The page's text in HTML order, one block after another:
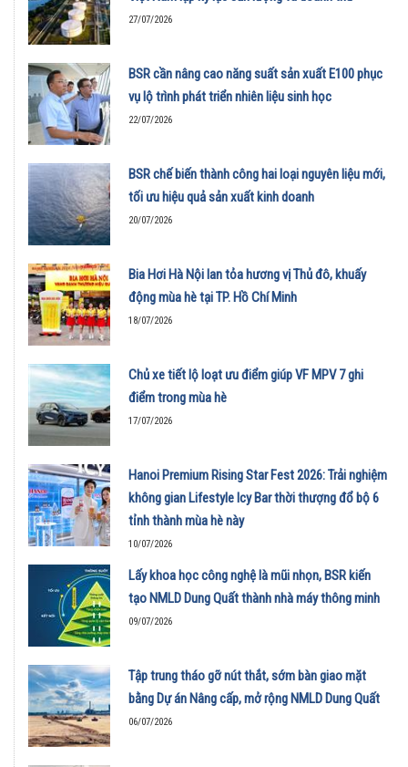
27/07/2026
BSR cần nâng cao năng suất sản xuất E100 phục
vụ lộ trình phát triển nhiên liệu sinh học
22/07/2026
BSR chế biến thành công hai loại nguyên liệu mới,
tối ưu hiệu quả sản xuất kinh doanh
20/07/2026
Bia Hơi Hà Nội lan tỏa hương vị Thủ đô, khuấy
động mùa hè tại TP. Hồ Chí Minh
18/07/2026
Chủ xe tiết lộ loạt ưu điểm giúp VF MPV 7 ghi
điểm trong mùa hè
17/07/2026
Hanoi Premium Rising Star Fest 2026: Trải nghiệm
không gian Lifestyle Icy Bar thời thượng đổ bộ 6
tỉnh thành mùa hè này
10/07/2026
Lấy khoa học công nghệ là mũi nhọn, BSR kiến
tạo NMLD Dung Quất thành nhà máy thông minh
09/07/2026
Tập trung tháo gỡ nút thắt, sớm bàn giao mặt
bằng Dự án Nâng cấp, mở rộng NMLD Dung Quất
06/07/2026